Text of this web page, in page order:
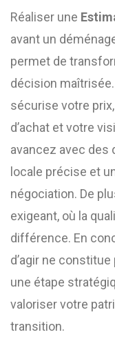
Réaliser une
avant un
permet de
décision
sécurise votre
d’achat et votre
avancez avec des
locale précise et
négociation. De
exigeant, où la
différence. En
d’agir ne
une étape
valoriser votre
transition.